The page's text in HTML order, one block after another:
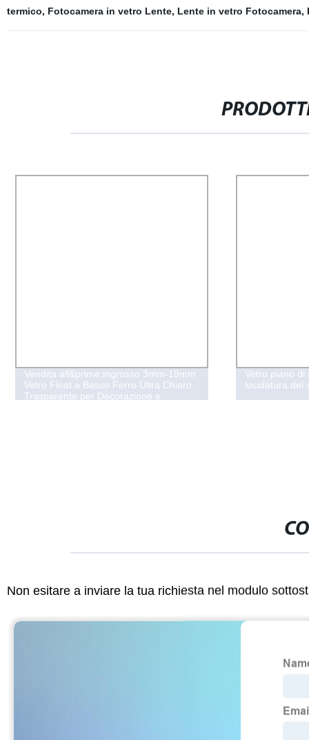
termico, Fotocamera in vetro Lente, Lente in vetro Fotocamera,
Vetro piano di alta qualità, bordatura e
lucidatura del vetro in linea retta
Vendita
Panoramico
Non esitare a inviare la tua richiesta nel modulo